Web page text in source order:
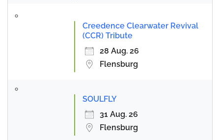
Creedence Clearwater Revival
(CCR) Tribute
28 Aug. 26
Flensburg
SOULFLY
31 Aug. 26
Flensburg